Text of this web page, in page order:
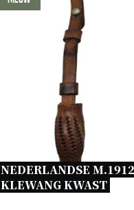
NEDERLANDSE M.1912
KLEWANG KWAST